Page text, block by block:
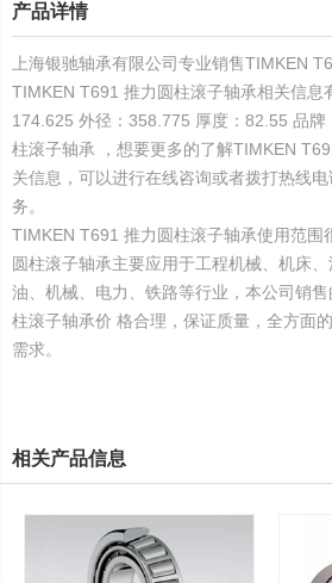
产品详情
上海银驰轴承有限公司专业销售TIMKEN
TIMKEN T691 推力圆柱滚子轴承相关信息
174.625 外径：358.775 厚度：82.55 品牌
柱滚子轴承 ，想要更多的了解TIMKEN
关信息，可以进行在线咨询或者拨打热线
务。
TIMKEN T691 推力圆柱滚子轴承使用范围
圆柱滚子轴承主要应用于工程机械、机床
油、机械、电力、铁路等行业，本公司销
柱滚子轴承价 格合理，保证质量，全方面
需求。
相关产品信息